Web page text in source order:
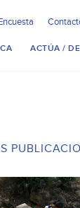
ACTÚA /